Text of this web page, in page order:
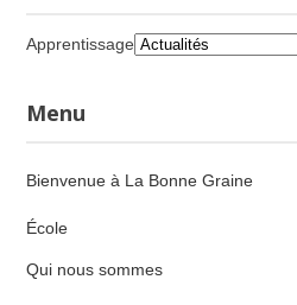
Apprentissage
Menu
Bienvenue à La Bonne Graine
École
Qui nous sommes